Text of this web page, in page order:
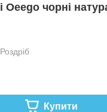
Oeego чорні
Роздріб
Купити